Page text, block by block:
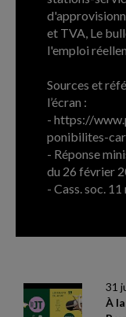
et TVA, Le
l'emploi
Sources et
l’écran :
- https://
ponibilites-
- Réponse
du 26 février
- Cass. soc.
31
À